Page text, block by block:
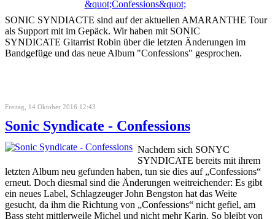
SONIC SYNDIACTE sind auf der aktuellen AMARANTHE Tour
als Support mit im Gepäck. Wir haben mit SONIC
SYNDICATE Gitarrist Robin über die letzten Änderungen im
Bandgefüge und das neue Album "Confessions" gesprochen.
Freitag, 14 Oktober 2016 12:43
Sonic Syndicate - Confessions
Nachdem sich SONYC
SYNDICATE bereits mit ihrem
letzten Album neu gefunden haben, tun sie dies auf „Confessions“
erneut. Doch diesmal sind die Änderungen weitreichender: Es gibt
ein neues Label, Schlagzeuger John Bengston hat das Weite
gesucht, da ihm die Richtung von „Confessions“ nicht gefiel, am
Bass steht mittlerweile Michel und nicht mehr Karin. So bleibt von